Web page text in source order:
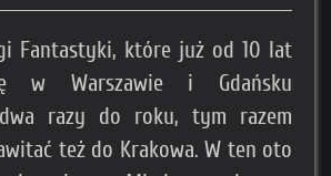
Fantastyki, które już od 10 lat
w Warszawie i Gdańsku
razy do roku, tym razem
też do Krakowa. W ten oto